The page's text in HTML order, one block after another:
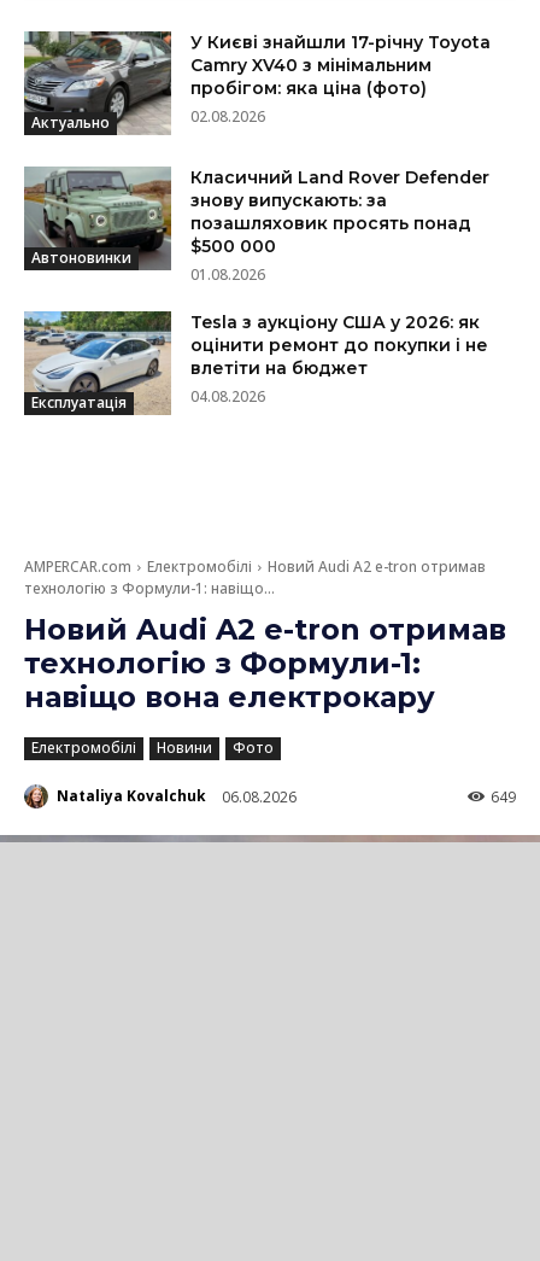
Актуально
У Києві знайшли 17-річну Toyota
Camry XV40 з мінімальним
пробігом: яка ціна (фото)
02.08.2026
Автоновинки
Класичний Land Rover Defender
знову випускають: за
позашляховик просять понад
$500 000
01.08.2026
Експлуатація
Tesla з аукціону США у 2026: як
оцінити ремонт до покупки і не
влетіти на бюджет
04.08.2026